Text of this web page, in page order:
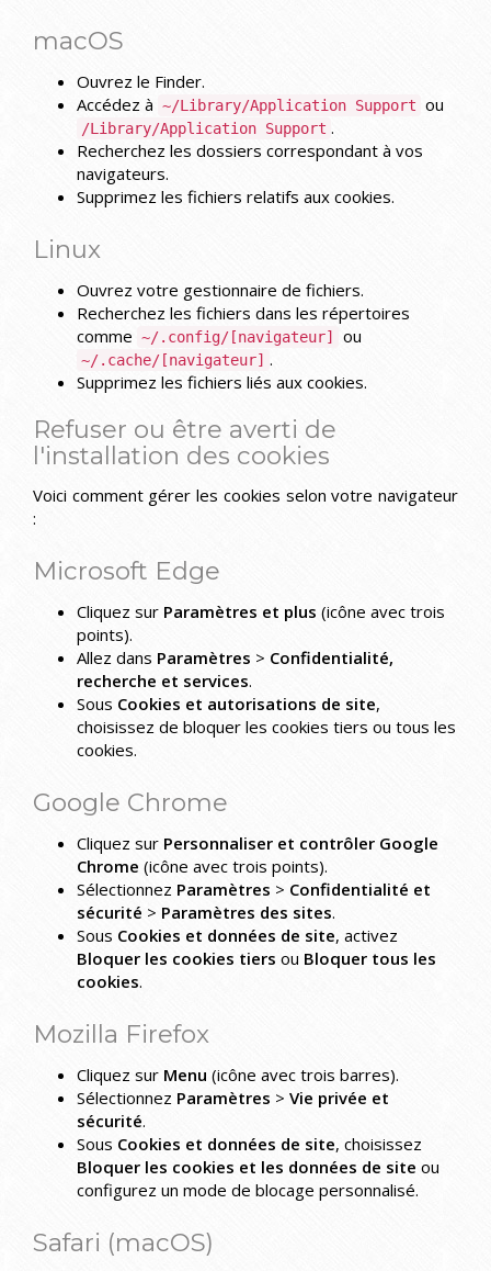
macOS
Ouvrez le Finder.
Accédez à ~/Library/Application Support ou
/Library/Application Support .
Recherchez les dossiers correspondant à vos
navigateurs.
Supprimez les fichiers relatifs aux cookies.
Linux
Ouvrez votre gestionnaire de fichiers.
Recherchez les fichiers dans les répertoires
comme ~/.config/[navigateur] ou
~/.cache/[navigateur] .
Supprimez les fichiers liés aux cookies.
Refuser ou être averti de
l'installation des cookies
Voici comment gérer les cookies selon votre navigateur
:
Microsoft Edge
Cliquez sur Paramètres et plus (icône avec trois
points).
Allez dans Paramètres > Confidentialité,
recherche et services.
Sous Cookies et autorisations de site,
choisissez de bloquer les cookies tiers ou tous les
cookies.
Google Chrome
Cliquez sur Personnaliser et contrôler Google
Chrome (icône avec trois points).
Sélectionnez Paramètres > Confidentialité et
sécurité > Paramètres des sites.
Sous Cookies et données de site, activez
Bloquer les cookies tiers ou Bloquer tous les
cookies.
Mozilla Firefox
Cliquez sur Menu (icône avec trois barres).
Sélectionnez Paramètres > Vie privée et
sécurité.
Sous Cookies et données de site, choisissez
Bloquer les cookies et les données de site ou
configurez un mode de blocage personnalisé.
Safari (macOS)